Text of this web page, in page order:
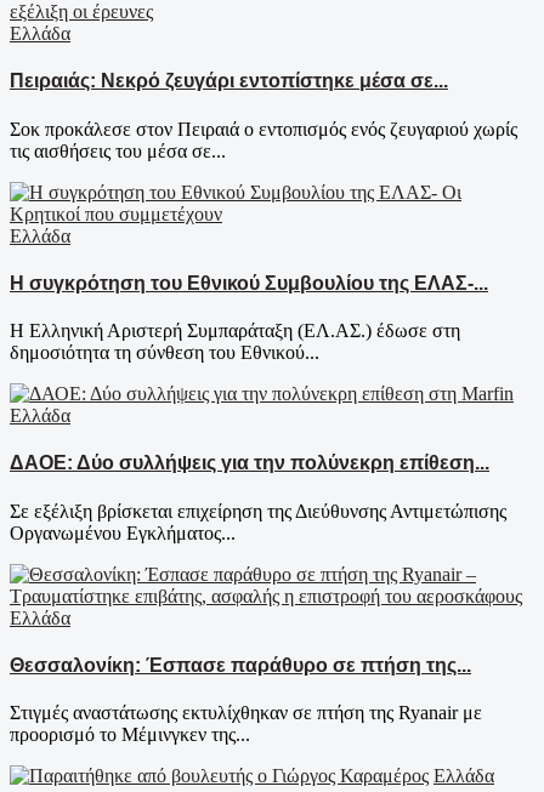
Ελλάδα
Πειραιάς: Νεκρό ζευγάρι εντοπίστηκε μέσα σε...
Σοκ προκάλεσε στον Πειραιά ο εντοπισμός ενός ζευγαριού χωρίς
τις αισθήσεις του μέσα σε...
Ελλάδα
Η συγκρότηση του Εθνικού Συμβουλίου της ΕΛΑΣ-...
Η Ελληνική Αριστερή Συμπαράταξη (ΕΛ.ΑΣ.) έδωσε στη
δημοσιότητα τη σύνθεση του Εθνικού...
Ελλάδα
ΔΑΟΕ: Δύο συλλήψεις για την πολύνεκρη επίθεση...
Σε εξέλιξη βρίσκεται επιχείρηση της Διεύθυνσης Αντιμετώπισης
Οργανωμένου Εγκλήματος...
Ελλάδα
Θεσσαλονίκη: Έσπασε παράθυρο σε πτήση της...
Στιγμές αναστάτωσης εκτυλίχθηκαν σε πτήση της Ryanair με
προορισμό το Μέμινγκεν της...
Ελλάδα